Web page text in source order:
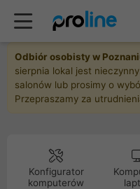
Odbiór osobisty w
sierpnia lokal jest
salonów lub prosimy o
Przepraszamy za
Konfigurator
komputerów